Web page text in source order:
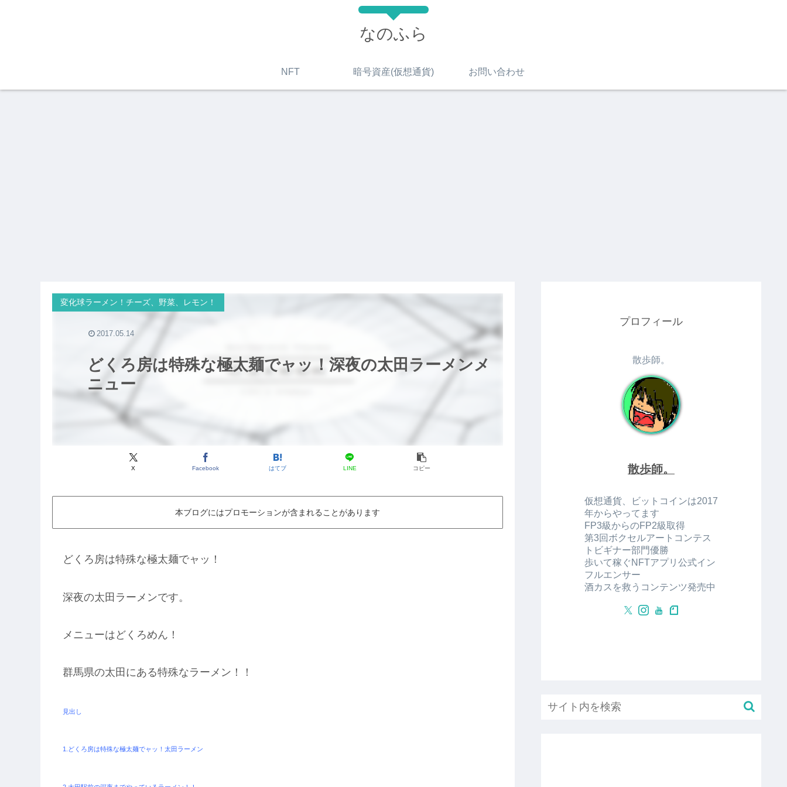
なのふら
NFT 暗号資産(仮想通貨) お問い合わせ
どくろ房は特殊な極太麺でャッ！深夜の太田ラーメンメ
ニュー
変化球ラーメン！チーズ、野菜、レモン！
X Facebook はてブ LINE コピー
2017.05.14
本ブログにはプロモーションが含まれることがあります
どくろ房は特殊な極太麺でャッ！
深夜の太田ラーメンです。
メニューはどくろめん！
群馬県の太田にある特殊なラーメン！！
見出し
1.どくろ房は特殊な極太麺でャッ！太田ラーメン
プロフィール
散歩師。
散歩師。
仮想通貨、ビットコインは2017
年からやってます
FP3級からのFP2級取得
第3回ボクセルアートコンテス
トビギナー部門優勝
歩いて稼ぐNFTアプリ公式イン
フルエンサー
酒カスを救うコンテンツ発売中